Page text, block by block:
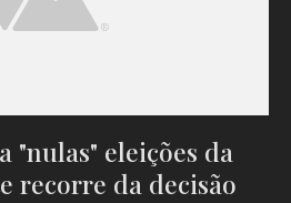
"nulas" eleições da
recorre da decisão